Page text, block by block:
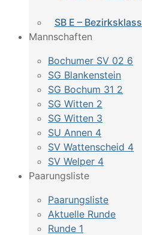
SB E –
Mannschaften
Bochumer SV 02 6
SG Blankenstein
SG Bochum 31 2
SG Witten 2
SG Witten 3
SU Annen 4
SV Wattenscheid 4
SV Welper 4
Paarungsliste
Paarungsliste
Aktuelle Runde
Runde 1